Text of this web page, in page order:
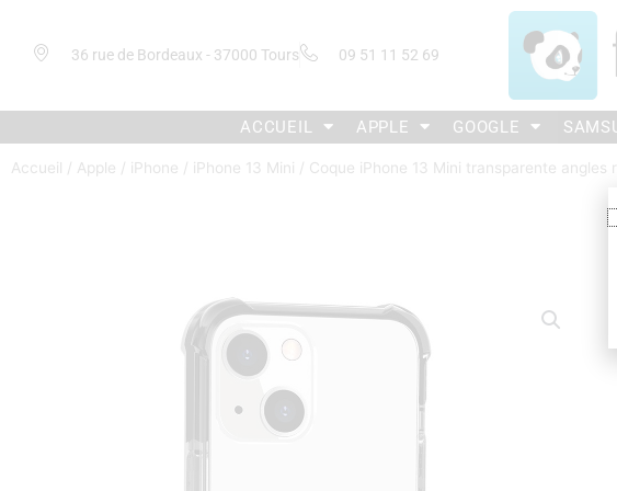
36 rue de Bordeaux - 37000 Tours 09 51 11 52 69
ACCUEIL APPLE GOOGLE
Accueil / Apple / iPhone / iPhone 13 Mini / Coque iPhone 13 Mini transparente angles